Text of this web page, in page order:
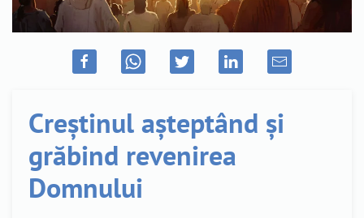
Creștinul așteptând și
grăbind revenirea
Domnului